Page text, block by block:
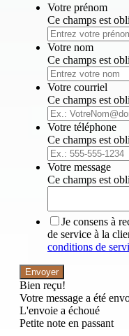
Votre prénom
Ce champs est
Votre nom
Ce champs est
Votre courriel
Ce champs est
Votre téléphone
Ce champs est
Votre message
Ce champs est
Je consens à
de service à la
conditions de
Envoyer
Bien reçu!
Votre message a été
L'envoie a échoué
Petite note en passant